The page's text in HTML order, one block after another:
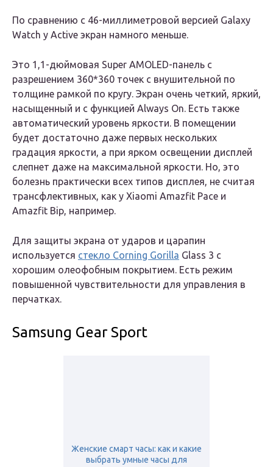
По сравнению с 46-миллиметровой версией Galaxy
Watch у Active экран намного меньше.
Это 1,1-дюймовая Super AMOLED-панель с
разрешением 360*360 точек с внушительной по
толщине рамкой по кругу. Экран очень четкий, яркий,
насыщенный и с функцией Always On. Есть также
автоматический уровень яркости. В помещении
будет достаточно даже первых нескольких
градация яркости, а при ярком освещении дисплей
слепнет даже на максимальной яркости. Но, это
болезнь практически всех типов дисплея, не считая
трансфлективных, как у Xiaomi Amazfit Pace и
Amazfit Bip, например.
Для защиты экрана от ударов и царапин
используется стекло Corning Gorilla Glass 3 с
хорошим олеофобным покрытием. Есть режим
повышенной чувствительности для управления в
перчатках.
Samsung Gear Sport
Женские смарт часы: как и какие
выбрать умные часы для